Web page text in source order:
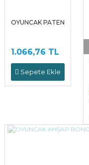
OYUNCAK PATEN
1.066,76 TL
Sepete Ekle